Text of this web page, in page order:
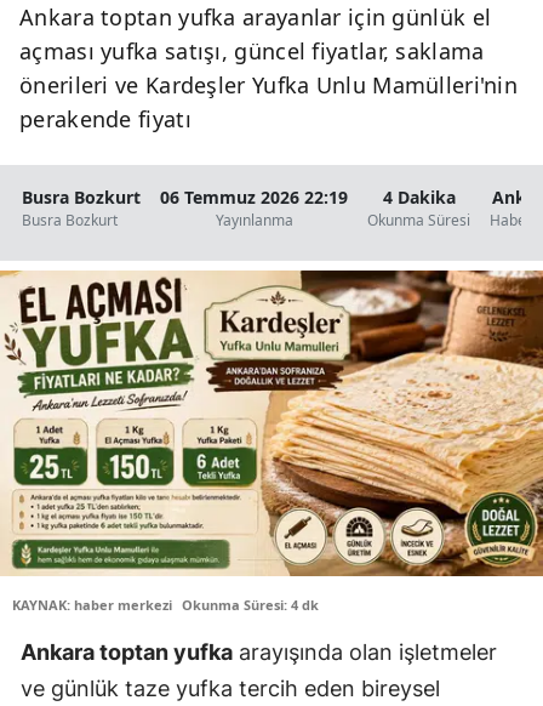
Ankara toptan yufka arayanlar için günlük el
açması yufka satışı, güncel fiyatlar, saklama
önerileri ve Kardeşler Yufka Unlu Mamülleri'nin
perakende fiyatı
Busra Bozkurt
Busra Bozkurt
06 Temmuz 2026 22:19
Yayınlanma
4 Dakika
Okunma Süresi
KAYNAK: haber merkezi Okunma Süresi: 4 dk
Ankara toptan yufka arayışında olan işletmeler
ve günlük taze yufka tercih eden bireysel